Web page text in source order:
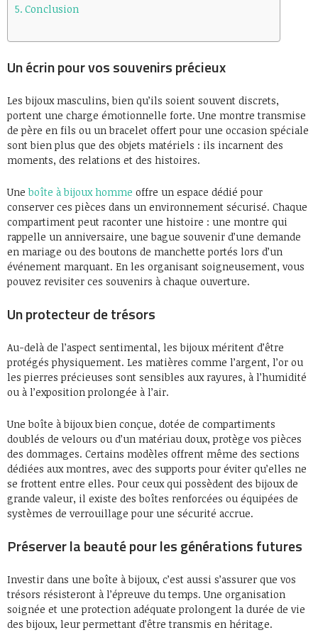
Conclusion
Un écrin pour vos souvenirs précieux
Les bijoux masculins, bien qu’ils soient souvent discrets,
portent une charge émotionnelle forte. Une montre transmise
de père en fils ou un bracelet offert pour une occasion spéciale
sont bien plus que des objets matériels : ils incarnent des
moments, des relations et des histoires.
Uneboîte à bijoux homme offre un espace dédié pour
conserver ces pièces dans un environnement sécurisé. Chaque
compartiment peut raconter une histoire : une montre qui
rappelle un anniversaire, une bague souvenir d’une demande
en mariage ou des boutons de manchette portés lors d’un
événement marquant. En les organisant soigneusement, vous
pouvez revisiter ces souvenirs à chaque ouverture.
Un protecteur de trésors
Au-delà de l’aspect sentimental, les bijoux méritent d’être
protégés physiquement. Les matières comme l’argent, l’or ou
les pierres précieuses sont sensibles aux rayures, à l’humidité
ou à l’exposition prolongée à l’air.
Une boîte à bijoux bien conçue, dotée de compartiments
doublés de velours ou d’un matériau doux, protège vos pièces
des dommages. Certains modèles offrent même des sections
dédiées aux montres, avec des supports pour éviter qu’elles ne
se frottent entre elles. Pour ceux qui possèdent des bijoux de
grande valeur, il existe des boîtes renforcées ou équipées de
systèmes de verrouillage pour une sécurité accrue.
Préserver la beauté pour les générations futures
Investir dans une boîte à bijoux, c’est aussi s’assurer que vos
trésors résisteront à l’épreuve du temps. Une organisation
soignée et une protection adéquate prolongent la durée de vie
des bijoux, leur permettant d’être transmis en héritage.